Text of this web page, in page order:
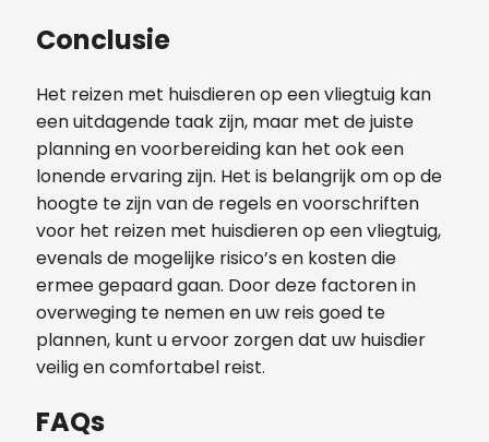
Conclusie
Het reizen met huisdieren op een vliegtuig kan
een uitdagende taak zijn, maar met de juiste
planning en voorbereiding kan het ook een
lonende ervaring zijn. Het is belangrijk om op de
hoogte te zijn van de regels en voorschriften
voor het reizen met huisdieren op een vliegtuig,
evenals de mogelijke risico’s en kosten die
ermee gepaard gaan. Door deze factoren in
overweging te nemen en uw reis goed te
plannen, kunt u ervoor zorgen dat uw huisdier
veilig en comfortabel reist.
FAQs